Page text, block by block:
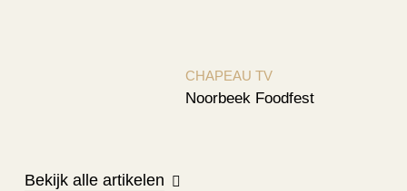
CHAPEAU TV
Noorbeek Foodfest
Bekijk alle artikelen